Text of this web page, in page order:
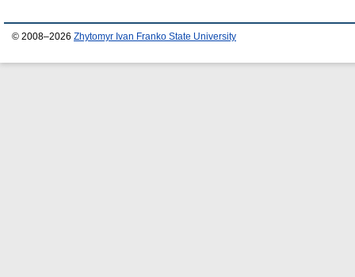
© 2008–2026 Zhytomyr Ivan Franko State University